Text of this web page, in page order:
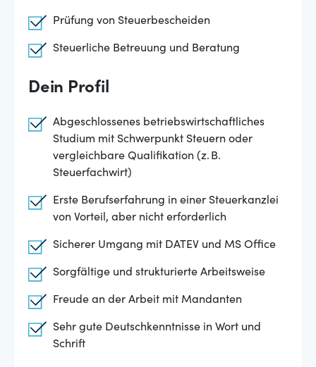
Prüfung von Steuerbescheiden
Steuerliche Betreuung und Beratung
Dein Profil
Abgeschlossenes betriebswirtschaftliches
Studium mit Schwerpunkt Steuern oder
vergleichbare Qualifikation (z. B.
Steuerfachwirt)
Erste Berufserfahrung in einer Steuerkanzlei
von Vorteil, aber nicht erforderlich
Sicherer Umgang mit DATEV und MS Office
Sorgfältige und strukturierte Arbeitsweise
Freude an der Arbeit mit Mandanten
Sehr gute Deutschkenntnisse in Wort und
Schrift